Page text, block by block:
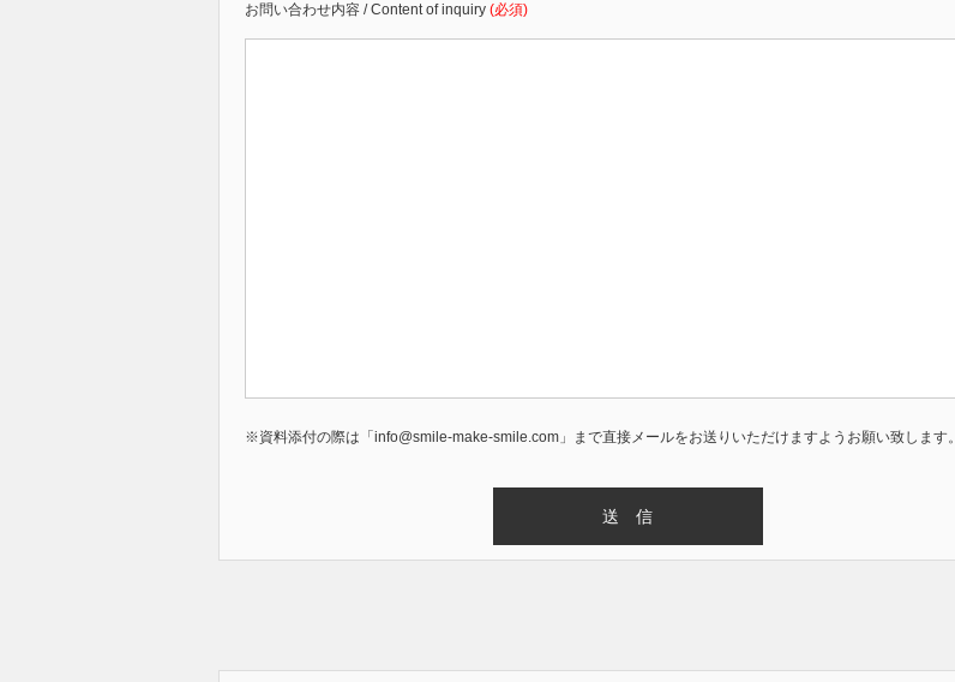
お問い合わせ内容 / Content of inquiry (必須)
※資料添付の際は「info@smile-make-smile.com」まで直接メールをお送りいただけますようお願い致します。